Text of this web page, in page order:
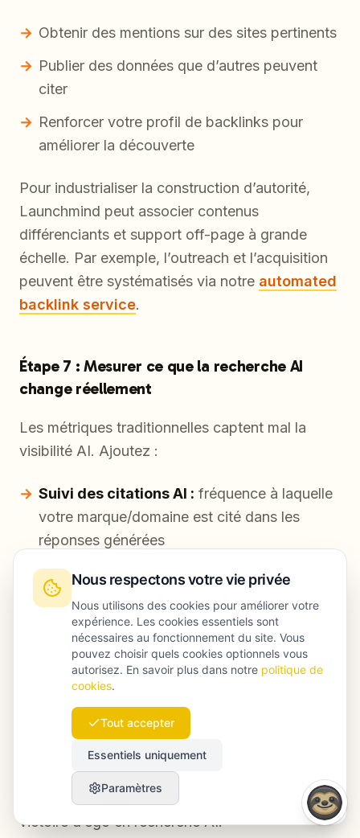
Obtenir des mentions sur des sites pertinents
Publier des données que d’autres peuvent
citer
Renforcer votre profil de backlinks pour
améliorer la découverte
Pour industrialiser la construction d’autorité,
Launchmind peut associer contenus
différenciants et support off-page à grande
échelle. Par exemple, l’outreach et l’acquisition
peuvent être systématisés via notre automated
backlink service.
Étape 7 : Mesurer ce que la recherche AI
change réellement
Les métriques traditionnelles captent mal la
visibilité AI. Ajoutez :
Suivi des citations AI : fréquence à laquelle
votre marque/domaine est cité dans les
réponses générées
Segmentation des référents : trafic issu
des assistants AI (quand disponible)
Couverture de prompts :votre présence sur
vos 50 prompts d’achat principaux
Rétention de snippets :
repris durablement dans le temps ?
Les engagements GEO de Launchmind se
concentrent sur ces résultats — parce qu’être
“classé” sans être “cité” relève surtout de la
victoire d’ego en recherche AI.
Nous respectons votre vie privée
Nous utilisons des cookies pour améliorer votre
expérience. Les cookies essentiels sont
nécessaires au fonctionnement du site. Vous
pouvez choisir quels cookies optionnels vous
autorisez. En savoir plus dans notre politique de
cookies.
Tout accepter
Essentiels uniquement
Paramètres